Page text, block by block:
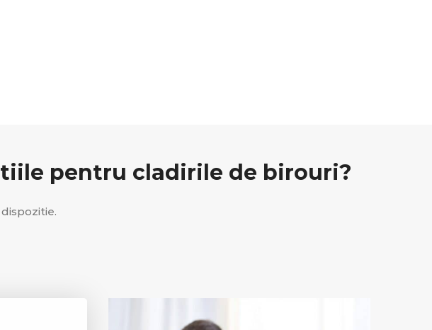
pentru cladirile de birouri?